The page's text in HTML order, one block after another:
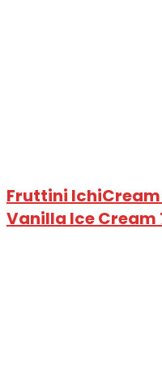
Fruttini
Vanilla Ice Cream